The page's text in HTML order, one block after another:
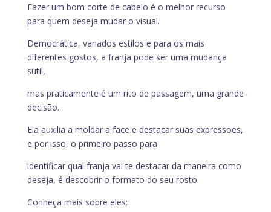
Fazer um bom corte de cabelo é o melhor recurso
para quem deseja mudar o visual.
Democrática, variados estilos e para os mais
diferentes gostos, a franja pode ser uma mudança
sutil,
mas praticamente é um rito de passagem, uma grande
decisão.
Ela auxilia a moldar a face e destacar suas expressões,
e por isso, o primeiro passo para
identificar qual franja vai te destacar da maneira como
deseja, é descobrir o formato do seu rosto.
Conheça mais sobre eles: